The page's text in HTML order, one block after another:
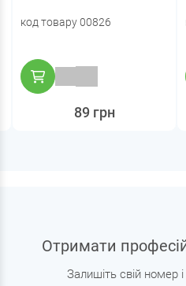
код товару 00826
89 грн
Отримати
Залишіть свій номер